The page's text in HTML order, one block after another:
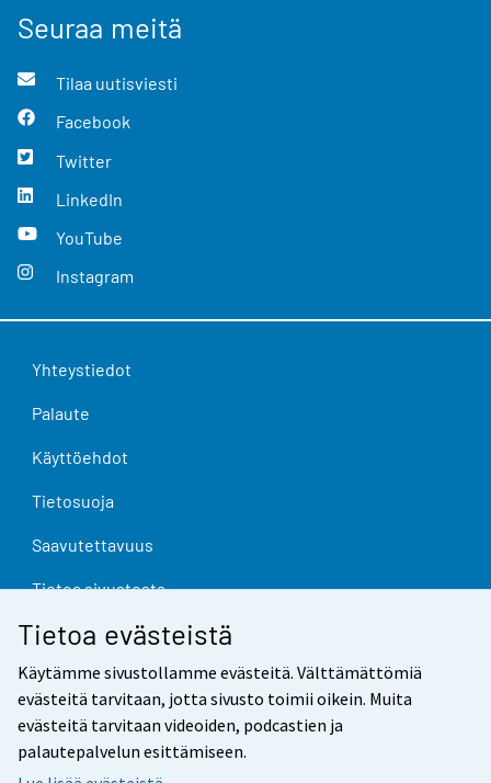
Tietoa evästeistä
Käytämme sivustollamme evästeitä. Välttämättömiä
evästeitä tarvitaan, jotta sivusto toimii oikein. Muita
evästeitä tarvitaan videoiden, podcastien ja
palautepalvelun esittämiseen.
Seuraa meitä
Tilaa uutisviesti
Facebook
Twitter
LinkedIn
YouTube
Instagram
Yhteystiedot
Palaute
Käyttöehdot
Tietosuoja
Saavutettavuus
Tietoa sivustosta
Evästeasetukset